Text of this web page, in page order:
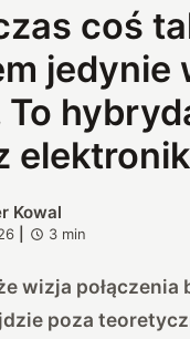
coś
jedynie
Kowal
3 min
wizja połączenia
poza